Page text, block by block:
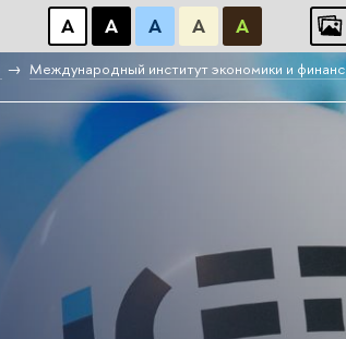
А А А А А
Международный институт экономики и